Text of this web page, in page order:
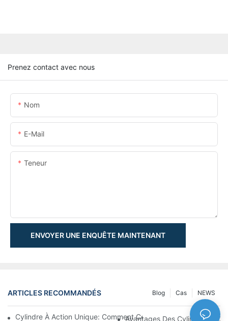
Prenez contact avec nous
Nom
E-Mail
Teneur
ENVOYER UNE ENQUÊTE MAINTENANT
ARTICLES RECOMMANDÉS NEWS
Cas
Blog
Cylindre À Action Unique: Comment Cela Fonctionne &
Avantages Des Cylindres À